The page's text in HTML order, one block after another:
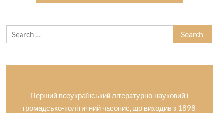
Search
for:
Перший всеукраїнський літературно-науковий і
громадсько-політичний часопис, що виходив з 1898